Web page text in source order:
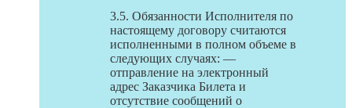
3.5. Обязанности Исполнителя по
настоящему договору считаются
исполненными в полном объеме в
следующих случаях: —
отправление на электронный
адрес Заказчика Билета и
отсутствие сообщений о